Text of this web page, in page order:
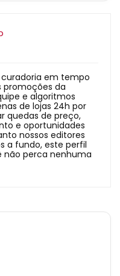
curadoria em tempo
promoções da
e algoritmos
de lojas 24h por
quedas de preço,
e oportunidades
nossos editores
a fundo, este perfil
não perca nenhuma